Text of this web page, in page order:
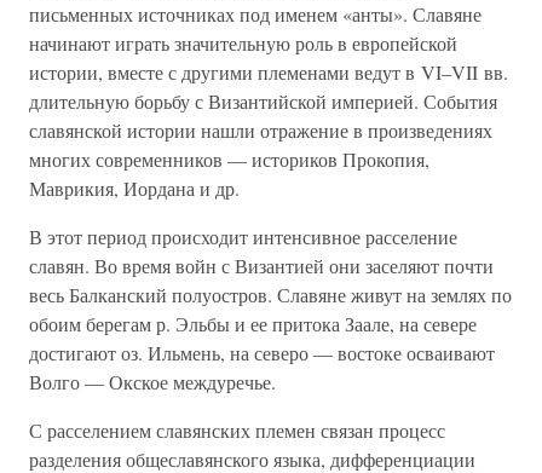
письменных источниках под именем «анты». Славяне
начинают играть значительную роль в европейской
истории, вместе с другими племенами ведут в VI–VII вв.
длительную борьбу с Византийской империей. События
славянской истории нашли отражение в произведениях
многих современников — историков Прокопия,
Маврикия, Иордана и др.
В этот период происходит интенсивное расселение
славян. Во время войн с Византией они заселяют почти
весь Балканский полуостров. Славяне живут на землях по
обоим берегам р. Эльбы и ее притока Заале, на севере
достигают оз. Ильмень, на северо — востоке осваивают
Волго — Окское междуречье.
С расселением славянских племен связан процесс
разделения общеславянского языка, дифференциации